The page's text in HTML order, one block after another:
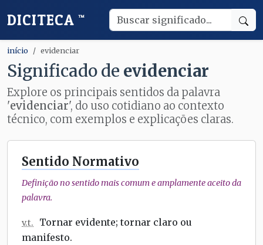
DICITECA ™
início evidenciar
Significado de evidenciar
Explore os principais sentidos da palavra
'evidenciar', do uso cotidiano ao contexto
técnico, com exemplos e explicações claras.
Sentido Normativo
Definição no sentido mais comum e amplamente aceito da
palavra.
v.t.
Tornar evidente; tornar claro ou
manifesto.